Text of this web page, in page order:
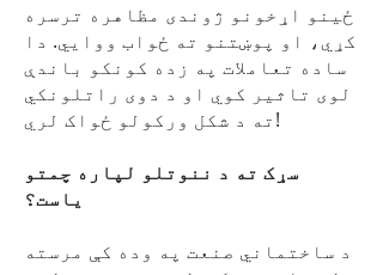
ځینو اړخونو ژوندی مظاهره ترسره
کړي، او پوښتنو ته ځواب ووایي. دا
ساده تعاملات په زده کونکو باندې
لوی تاثیر کوي او د دوی راتلونکي
ته د شکل ورکولو ځواک لري!
سړک ته د ننوتلو لپاره چمتو
یاست؟
د ساختماني صنعت په وده کې مرسته